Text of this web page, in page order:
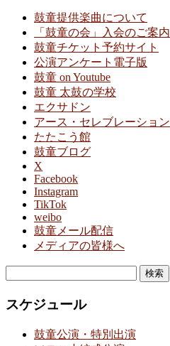
鼓童提供楽曲について
「鼓童の会」入会のご案内
鼓童チケット予約サイト
公演アンケート電子版
鼓童 on Youtube
鼓童 太鼓の学校
エクサドン
アース・セレブレーション
たたこう館
鼓童ブログ
X
Facebook
Instagram
TikTok
weibo
鼓童メール配信
メディアの皆様へ
スケジュール
鼓童公演・特別出演